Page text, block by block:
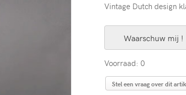
Vintage Dutch design
Waarschuw mij !
Voorraad: 0
Stel een vraag over dit